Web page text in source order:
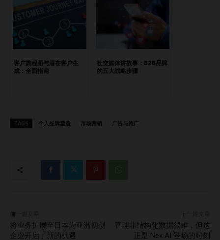
些活动与您的业务目标一致，并具有新闻价值。邀请当地媒体
报道这些活动，为他们提供照片和采访机会。 提供专家评论
将您或团队的关键成员定位为行业专家。主动联系记者，提供
对相关新闻故事或行业趋势的评论。这可能会使您在文章中被
时，重点突出您的企业独特之处或它如何解决当前问题或趋
吸引力，从而增加报道的机会。 与当地媒体建立关系从当地
平道路。 创建媒体工具包制作一个全面的媒体工具包，包括
公司背景介绍、高质量的图片、管理层简历和相关统计信息。
与“New In Asia”这样的平台合作可以帮助小型企业克服这些
挑战。该合作提供了获取资源、支持和所需曝光的途径，使企
客户旅程图与潜在客户生
成：全面指南
社交媒体讲故事：B2B品牌
的五大战略步骤
TAGS 个人品牌塑造 市场营销 广告与推广
将业务扩展至日本为亚洲初创
企业开启了新的机遇
管理非结构化数据很难，但这
正是 Nex AI 登场的时刻